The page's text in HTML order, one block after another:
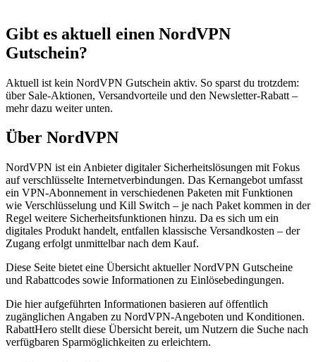
Gibt es aktuell einen NordVPN
Gutschein?
Aktuell ist kein NordVPN Gutschein aktiv. So sparst du trotzdem:
über Sale-Aktionen, Versandvorteile und den Newsletter-Rabatt –
mehr dazu weiter unten.
Über NordVPN
NordVPN ist ein Anbieter digitaler Sicherheitslösungen mit Fokus
auf verschlüsselte Internetverbindungen. Das Kernangebot umfasst
ein VPN-Abonnement in verschiedenen Paketen mit Funktionen
wie Verschlüsselung und Kill Switch – je nach Paket kommen in der
Regel weitere Sicherheitsfunktionen hinzu. Da es sich um ein
digitales Produkt handelt, entfallen klassische Versandkosten – der
Zugang erfolgt unmittelbar nach dem Kauf.
Diese Seite bietet eine Übersicht aktueller NordVPN Gutscheine
und Rabattcodes sowie Informationen zu Einlösebedingungen.
Die hier aufgeführten Informationen basieren auf öffentlich
zugänglichen Angaben zu NordVPN-Angeboten und Konditionen.
RabattHero stellt diese Übersicht bereit, um Nutzern die Suche nach
verfügbaren Sparmöglichkeiten zu erleichtern.